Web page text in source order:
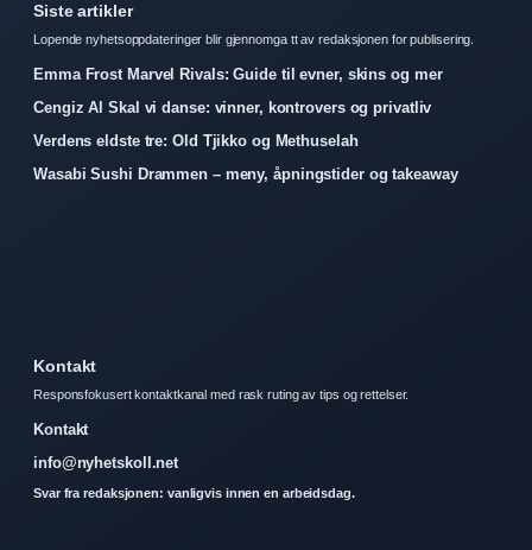
Siste artikler
Lopende nyhetsoppdateringer blir gjennomga tt av redaksjonen for publisering.
Emma Frost Marvel Rivals: Guide til evner, skins og mer
Cengiz Al Skal vi danse: vinner, kontrovers og privatliv
Verdens eldste tre: Old Tjikko og Methuselah
Wasabi Sushi Drammen – meny, åpningstider og takeaway
Kontakt
Responsfokusert kontaktkanal med rask ruting av tips og rettelser.
Kontakt
info@nyhetskoll.net
Svar fra redaksjonen: vanligvis innen en arbeidsdag.